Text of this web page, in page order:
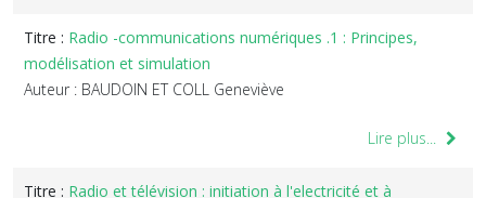
Titre : Radio -communications numériques .1 : Principes,
modélisation et simulation
Auteur : BAUDOIN ET COLL Geneviève
Lire plus...
Titre : Radio et télévision : initiation à l'electricité et à